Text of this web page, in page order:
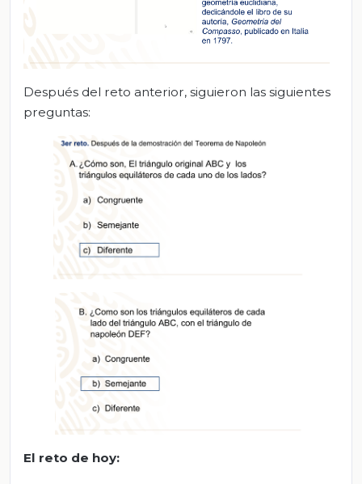
Después del reto anterior, siguieron las siguientes
preguntas:
El reto de hoy: